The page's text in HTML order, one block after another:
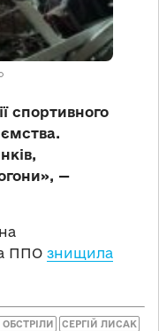
спортивного
—
ППО знищила
СЕРГІЙ ЛИСАК